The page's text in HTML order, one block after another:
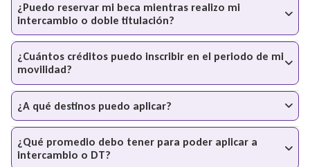
¿Puedo reservar mi beca mientras realizo mi
intercambio o doble titulación?
¿Cuántos créditos puedo inscribir en el periodo de mi
movilidad?
¿A qué destinos puedo aplicar?
¿Qué promedio debo tener para poder aplicar a
intercambio o DT?